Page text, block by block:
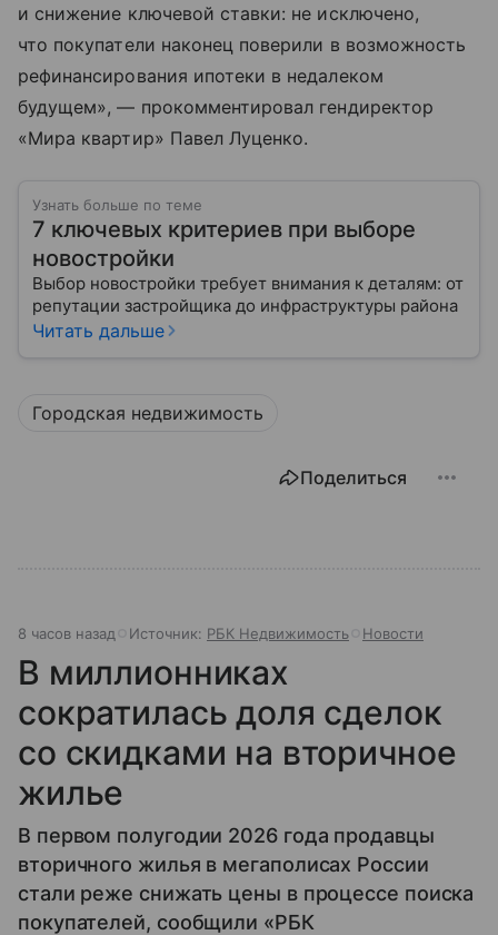
и снижение ключевой ставки: не исключено,
что покупатели наконец поверили в возможность
рефинансирования ипотеки в недалеком
будущем», — прокомментировал гендиректор
«Мира квартир» Павел Луценко.
Узнать больше по теме
7 ключевых критериев при выборе
новостройки
Выбор новостройки требует внимания к деталям: от
репутации застройщика до инфраструктуры района
Читать дальше
Городская недвижимость
Поделиться
8 часов назад Источник: РБК Недвижимость Новости
В миллионниках
сократилась доля сделок
со скидками на вторичное
жилье
В первом полугодии 2026 года продавцы
вторичного жилья в мегаполисах России
стали реже снижать цены в процессе поиска
покупателей, сообщили «РБК